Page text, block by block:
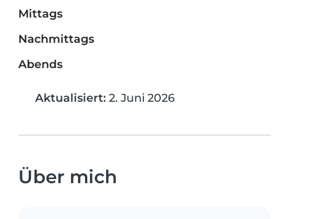
Mittags
Nachmittags
Abends
Aktualisiert: 2. Juni 2026
Über mich